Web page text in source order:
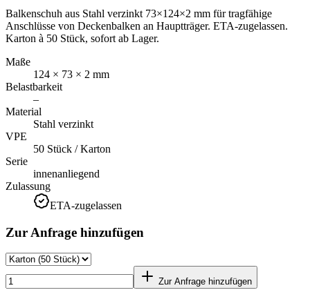
Balkenschuh aus Stahl verzinkt 73×124×2 mm für tragfähige
Anschlüsse von Deckenbalken an Hauptträger. ETA-zugelassen.
Karton à 50 Stück, sofort ab Lager.
Maße
124 × 73 × 2 mm
Belastbarkeit
–
Material
Stahl verzinkt
VPE
50 Stück / Karton
Serie
innenanliegend
Zulassung
ETA-zugelassen
Zur Anfrage hinzufügen
Zur Anfrage hinzufügen